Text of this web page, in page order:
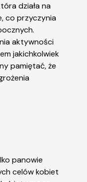
działa na
co przyczynia
aktywności
jakichkolwiek
pamiętać, że
panowie
celów kobiet